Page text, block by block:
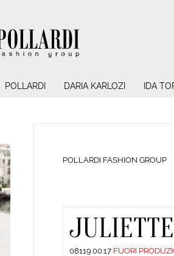
POLLARDI DARIA KARLOZI IDA
POLLARDI FASHION GROUP
JULIETTE
08119.00.17 FUORI